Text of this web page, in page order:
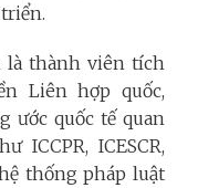
là thành viên tích
Liên hợp quốc,
ước quốc tế quan
ICCPR, ICESCR,
hệ thống pháp luật